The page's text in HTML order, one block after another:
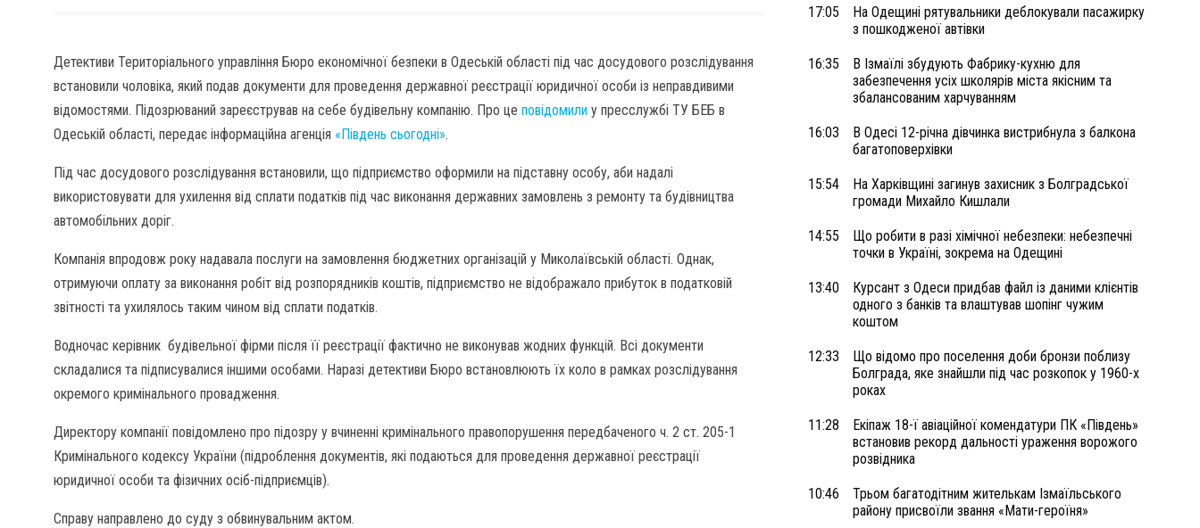
Детективи Територіального управління Бюро економічної безпеки в Одеській області під час досудового розслідування
встановили чоловіка, який подав документи для проведення державної реєстрації юридичної особи із неправдивими
відомостями. Підозрюваний зареєстрував на себе будівельну компанію. Про це повідомили у пресслужбі ТУ БЕБ в
Одеській області, передає інформаційна агенція «Південь сьогодні».
Під час досудового розслідування встановили, що підприємство оформили на підставну особу, аби надалі
використовувати для ухилення від сплати податків під час виконання державних замовлень з ремонту та будівництва
автомобільних доріг.
Компанія впродовж року надавала послуги на замовлення бюджетних організацій у Миколаївській області. Однак,
отримуючи оплату за виконання робіт від розпорядників коштів, підприємство не відображало прибуток в податковій
звітності та ухилялось таким чином від сплати податків.
Водночас керівник будівельної фірми після її реєстрації фактично не виконував жодних функцій. Всі документи
складалися та підписувалися іншими особами. Наразі детективи Бюро встановлюють їх коло в рамках розслідування
окремого кримінального провадження.
Директору компанії повідомлено про підозру у вчиненні кримінального правопорушення передбаченого ч. 2 ст. 205-1
Кримінального кодексу України (підроблення документів, які подаються для проведення державної реєстрації
юридичної особи та фізичних осіб-підприємців).
Справу направлено до суду з обвинувальним актом.
17:05
На Одещині рятувальники деблокували пасажирку
з пошкодженої автівки
16:35
В Ізмаїлі збудують Фабрику-кухню для
забезпечення усіх школярів міста якісним та
збалансованим харчуванням
16:03
В Одесі 12-річна дівчинка вистрибнула з балкона
багатоповерхівки
15:54
На Харківщині загинув захисник з Болградської
громади Михайло Кишлали
14:55
Що робити в разі хімічної небезпеки: небезпечні
точки в Україні, зокрема на Одещині
13:40
Курсант з Одеси придбав файл із даними клієнтів
одного з банків та влаштував шопінг чужим
коштом
12:33
Що відомо про поселення доби бронзи поблизу
Болграда, яке знайшли під час розкопок у 1960-х
роках
11:28
Екіпаж 18-ї авіаційної комендатури ПК «Південь»
встановив рекорд дальності ураження ворожого
розвідника
10:46
Трьом багатодітним жителькам Ізмаїльського
району присвоїли звання «Мати-героїня»